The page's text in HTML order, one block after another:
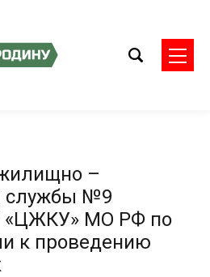
–
службы №9
«ЦЖКУ» МО РФ по
к проведению